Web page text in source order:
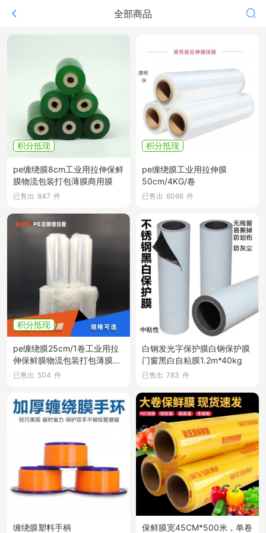
全部商品
积分抵现
pe缠绕膜8cm工业用拉伸保鲜
膜物流包装打包薄膜商用膜
已售出 847 件
积分抵现
pe缠绕膜工业用拉伸膜
50cm/4KG/卷
已售出 6066 件
积分抵现
pe缠绕膜25cm/1卷工业用拉
伸保鲜膜物流包装打包薄膜大
卷商用膜
已售出 504 件
白钢发光字保护膜白钢保护膜
门窗黑白自粘膜1.2m*40kg
已售出 783 件
缠绕膜塑料手柄 保鲜膜宽45CM*500米，单卷